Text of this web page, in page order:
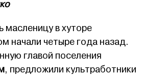
в хуторе
начали четыре года назад.
главой поселения
, предложили культработники